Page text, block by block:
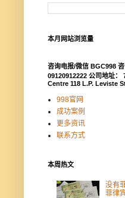
本月网站浏览量
咨询电报/微信 BGC998 咨
09120912222 公司地址
Centre 118 L.P. Leviste
998官网
成功案例
更多资讯
联系方式
本周热文
没有
菲律